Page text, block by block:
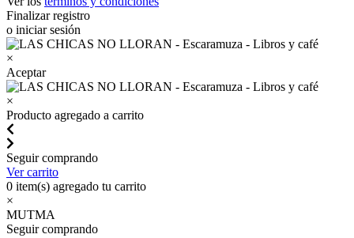
Finalizar registro
o iniciar sesión
×
Aceptar
×
Producto agregado a carrito
Seguir comprando
Ver carrito
0 item(s) agregado tu carrito
×
MUTMA
Seguir comprando